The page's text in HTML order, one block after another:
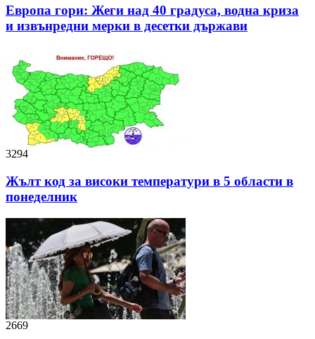
Европа гори: Жеги над 40 градуса, водна криза
и извънредни мерки в десетки държави
3294
Жълт код за високи температури в 5 области в
понеделник
2669